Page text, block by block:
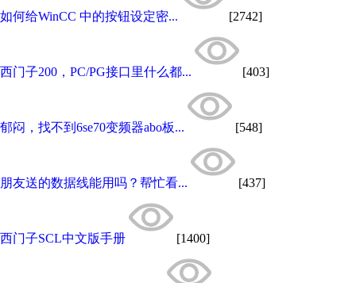
如何给WinCC 中的按钮设定密... [2742]
西门子200，PC/PG接口里什么都... [403]
郁闷，找不到6se70变频器abo板... [548]
朋友送的数据线能用吗？帮忙看... [437]
西门子SCL中文版手册 [1400]